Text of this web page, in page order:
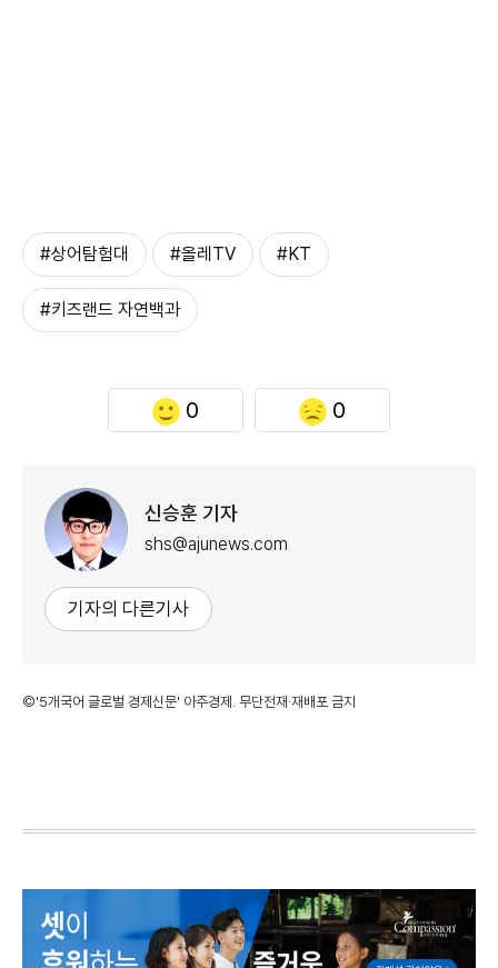
#상어탐험대 #올레TV #KT
#키즈랜드 자연백과
0 0
신승훈 기자
shs@ajunews.com
기자의 다른기사
©'5개국어 글로벌 경제신문' 아주경제. 무단전재·재배포 금지